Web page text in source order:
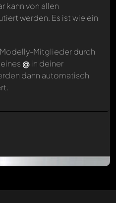
kann von allen
werden. Es ist wie ein
Mitglieder durch
@in deiner
dann automatisch